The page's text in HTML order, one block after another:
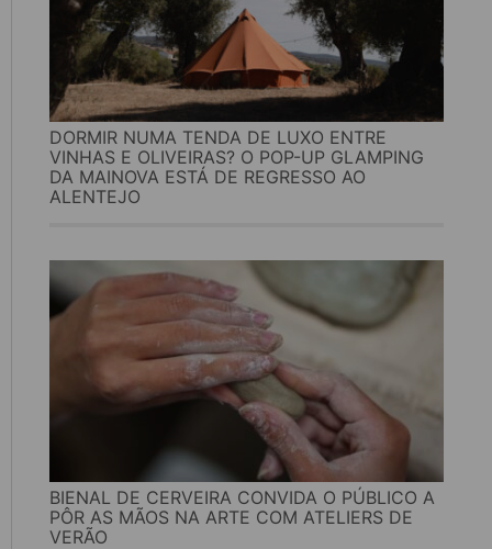
DORMIR NUMA TENDA DE LUXO ENTRE
VINHAS E OLIVEIRAS? O POP-UP GLAMPING
DA MAINOVA ESTÁ DE REGRESSO AO
ALENTEJO
BIENAL DE CERVEIRA CONVIDA O PÚBLICO A
PÔR AS MÃOS NA ARTE COM ATELIERS DE
VERÃO